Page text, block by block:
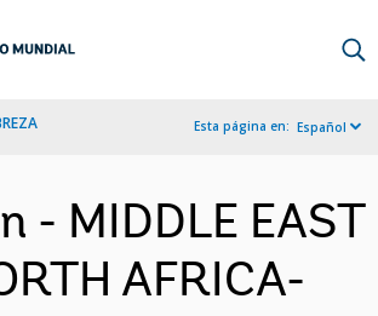
Esta página en: Español
- MIDDLE EAST
AFRICA-